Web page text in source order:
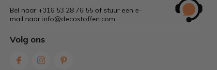
Bel naar +316 53 28 76 55 of stuur een e-
mail naar info@decostoffen.com
Volg ons